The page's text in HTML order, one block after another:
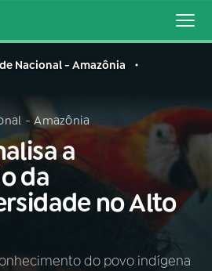
Buscar
Nacional - Amazônia
- Amazônia
a
da
no Alto
do povo indígena